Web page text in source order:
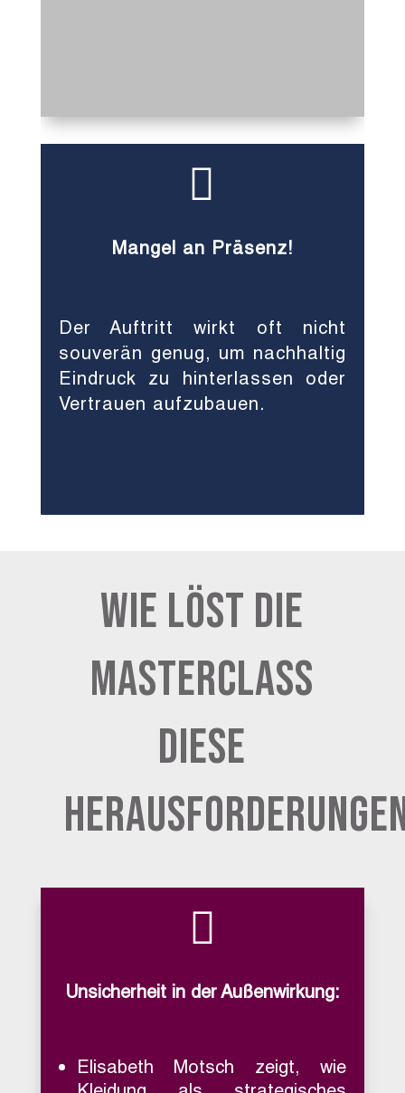

Mangel an Präsenz!
Der Auftritt wirkt oft nicht
souverän genug, um nachhaltig
Eindruck zu hinterlassen oder
Vertrauen aufzubauen.
Wie löst die
Masterclass
diese

Unsicherheit in der Außenwirkung:
Elisabeth Motsch zeigt, wie